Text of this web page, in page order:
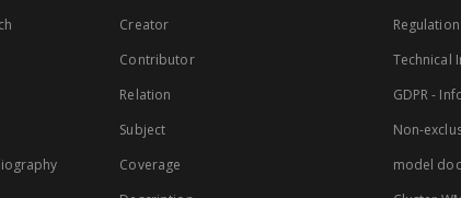
Creator
Contributor
Relation
Subject
Coverage
Technical
GDPR -
Non-
model